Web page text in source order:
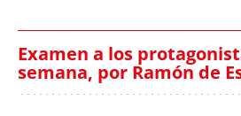
Examen a los
semana, por Ramón de